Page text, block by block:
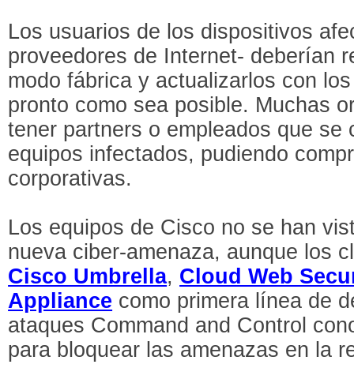
Los usuarios de los dispositivos
proveedores de Internet- deberían
modo fábrica y actualizarlos con
pronto como sea posible. Muchas
tener partners o empleados que se
equipos infectados, pudiendo
corporativas.
Los equipos de Cisco no se han
nueva ciber-amenaza, aunque los
Cisco Umbrella, Cloud Web
Appliance como primera línea de
ataques Command and Control
para bloquear las amenazas en la